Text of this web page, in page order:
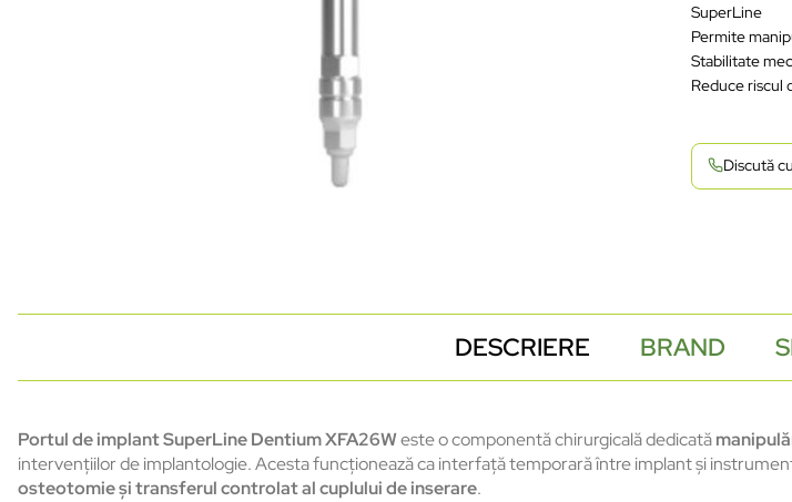
SuperLine
Permite
Stabilitate
Reduce riscul
Discută
DESCRIERE BRAND
Portul de implant SuperLine Dentium XFA26Weste o componentă chirurgicală dedicată
intervențiilor de implantologie. Acesta funcționează ca interfață temporară între implant și
osteotomie și transferul controlat al cuplului de inserare.